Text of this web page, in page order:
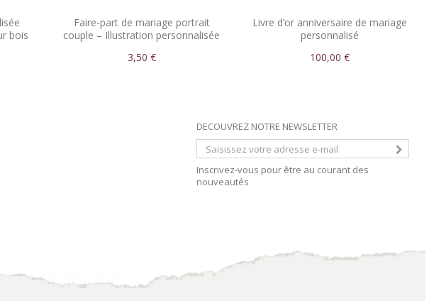
bois
Faire-part de mariage portrait
couple – Illustration personnalisée
3,50 €
Livre d’or anniversaire de mariage
personnalisé
100,00 €
DECOUVREZ NOTRE NEWSLETTER
Inscrivez-vous pour être au courant des
nouveautés